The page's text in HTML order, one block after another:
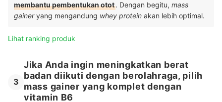
membantu pembentukan otot. Dengan begitu, mass
gaineryang mengandung whey protein akan lebih optimal.
Lihat ranking produk
3
Jika Anda ingin meningkatkan berat
badan diikuti dengan berolahraga, pilih
mass gainer yang komplet dengan
vitamin B6